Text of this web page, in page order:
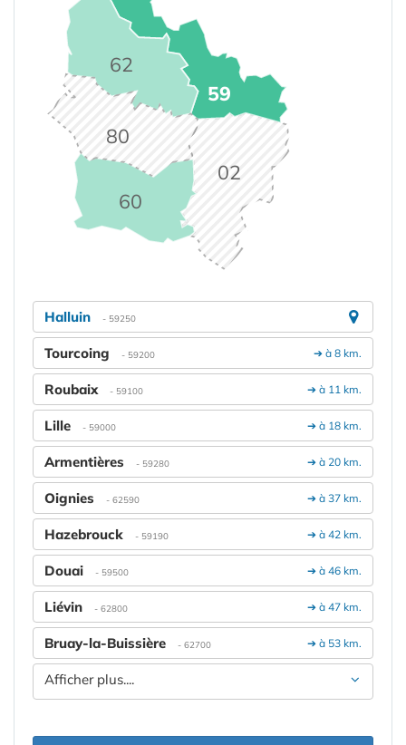
02
59
60
62
80
Halluin - 59250
➔ à 8 km.
Tourcoing - 59200
➔ à 11 km.
Roubaix - 59100
➔ à 18 km.
Lille - 59000
➔ à 20 km.
Armentières - 59280
➔ à 37 km.
Oignies - 62590
➔ à 42 km.
Hazebrouck - 59190
➔ à 46 km.
Douai - 59500
➔ à 47 km.
Liévin - 62800
➔ à 53 km.
Bruay-la-Buissière - 62700
Afficher plus....